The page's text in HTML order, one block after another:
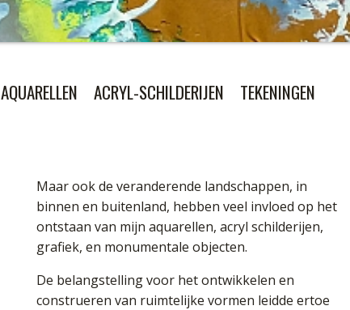
AQUARELLEN ACRYL-SCHILDERIJEN TEKENINGEN
Maar ook de veranderende landschappen, in
binnen en buitenland, hebben veel invloed op het
ontstaan van mijn aquarellen, acryl schilderijen,
grafiek, en monumentale objecten.
De belangstelling voor het ontwikkelen en
construeren van ruimtelijke vormen leidde ertoe